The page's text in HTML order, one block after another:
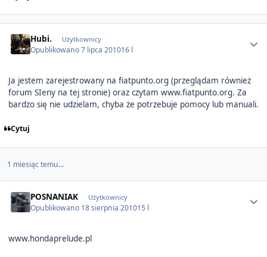
Hubi. Użytkownicy
Opublikowano7 lipca 201016 l
Ja jestem zarejestrowany na fiatpunto.org (przeglądam również
forum SIeny na tej stronie) oraz czytam www.fiatpunto.org. Za
bardzo się nie udzielam, chyba że potrzebuje pomocy lub manuali.
Cytuj
1 miesiąc temu...
POSNANIAK Użytkownicy
Opublikowano 18 sierpnia 201015 l
www.hondaprelude.pl